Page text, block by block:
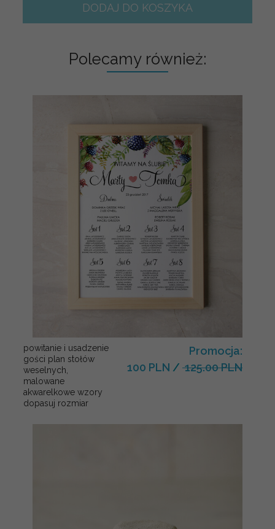
DODAJ DO KOSZYKA
Polecamy również:
powitanie i usadzenie
gości plan stołów
weselnych,
malowane
akwarelkowe wzory
dopasuj rozmiar
Promocja:
100 PLN / 125.00 PLN